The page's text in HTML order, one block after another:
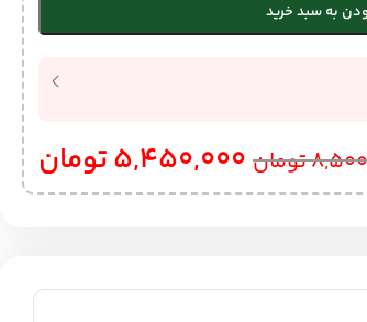
به سبد خرید
تومان 5,450,000تومان